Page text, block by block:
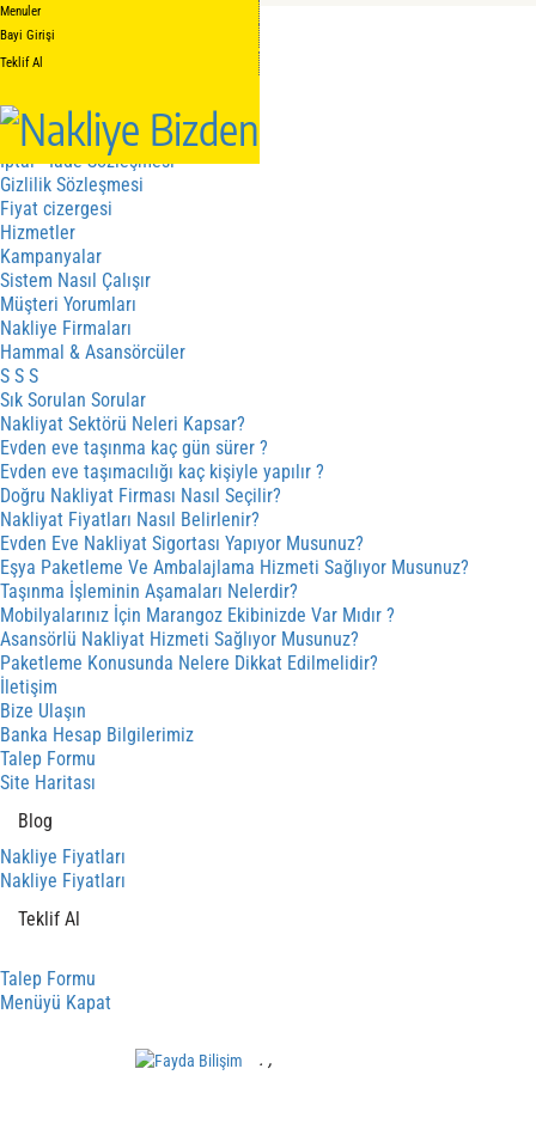
Menuler
Bayi Girişi
Teklif Al
Anasayfa
Hakkımızda
Hakkımızda
Hizmetler
Hizmet Sözleşmesi
İptal - İade Sözleşmesi
Gizlilik Sözleşmesi
Fiyat cizergesi
Hizmetler
Kampanyalar
Sistem Nasıl Çalışır
Müşteri Yorumları
Nakliye Firmaları
Hammal & Asansörcüler
S S S
Sık Sorulan Sorular
Nakliyat Sektörü Neleri Kapsar?
Evden eve taşınma kaç gün sürer ?
Evden eve taşımacılığı kaç kişiyle yapılır ?
Doğru Nakliyat Firması Nasıl Seçilir?
Nakliyat Fiyatları Nasıl Belirlenir?
Evden Eve Nakliyat Sigortası Yapıyor Musunuz?
Eşya Paketleme Ve Ambalajlama Hizmeti Sağlıyor Musunuz?
Taşınma İşleminin Aşamaları Nelerdir?
Mobilyalarınız İçin Marangoz Ekibinizde Var Mıdır ?
Asansörlü Nakliyat Hizmeti Sağlıyor Musunuz?
Paketleme Konusunda Nelere Dikkat Edilmelidir?
İletişim
Bize Ulaşın
Banka Hesap Bilgilerimiz
Talep Formu
Site Haritası
Blog
Nakliye Fiyatları
Nakliye Fiyatları
Teklif Al
Talep Formu
Menüyü Kapat
. ,